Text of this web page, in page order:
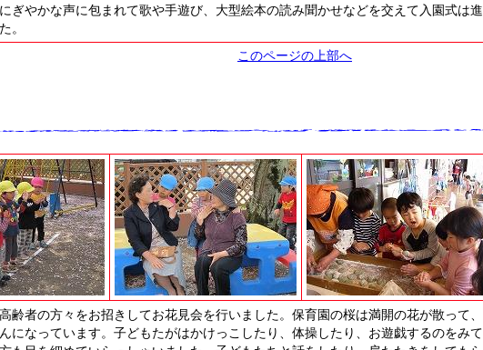
ぎやかな声に包まれて歌や手遊び、大型絵本の読み聞かせなどを交えて入園式は進
。
このページの上部へ
齢者の方々をお招きしてお花見会を行いました。保育園の桜は満開の花が散って、
になっています。子どもたがはかけっこしたり、体操したり、お遊戯するのをみて